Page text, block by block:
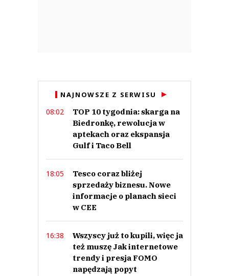
NAJNOWSZE Z SERWISU
08:02
TOP 10 tygodnia: skarga na
Biedronkę, rewolucja w
aptekach oraz ekspansja
Gulf i Taco Bell
18:05
Tesco coraz bliżej
sprzedaży biznesu. Nowe
informacje o planach sieci
w CEE
16:38
Wszyscy już to kupili, więc ja
też muszę Jak internetowe
trendy i presja FOMO
napędzają popyt